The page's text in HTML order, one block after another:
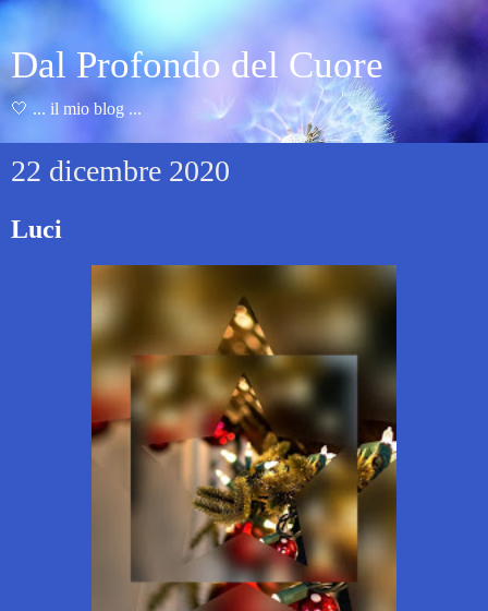
Dal Profondo del Cuore
🤍 ... il mio blog ...
22 dicembre 2020
Luci